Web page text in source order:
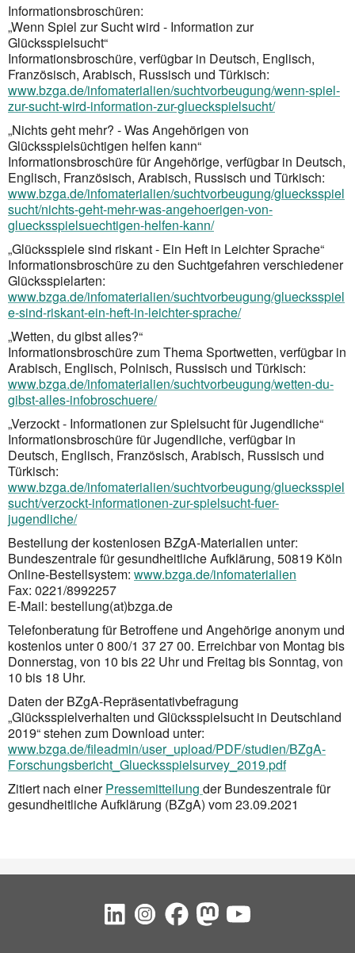
Informationsbroschüren:
„Wenn Spiel zur Sucht wird - Information zur
Glücksspielsucht“
Informationsbroschüre, verfügbar in Deutsch, Englisch,
Französisch, Arabisch, Russisch und Türkisch:
www.bzga.de/infomaterialien/suchtvorbeugung/wenn-spiel-
zur-sucht-wird-information-zur-glueckspielsucht/
„Nichts geht mehr? - Was Angehörigen von
Glücksspielsüchtigen helfen kann“
Informationsbroschüre für Angehörige, verfügbar in Deutsch,
Englisch, Französisch, Arabisch, Russisch und Türkisch:
www.bzga.de/infomaterialien/suchtvorbeugung/gluecksspiel
sucht/nichts-geht-mehr-was-angehoerigen-von-
gluecksspielsuechtigen-helfen-kann/
„Glücksspiele sind riskant - Ein Heft in Leichter Sprache“
Informationsbroschüre zu den Suchtgefahren verschiedener
Glücksspielarten:
www.bzga.de/infomaterialien/suchtvorbeugung/gluecksspiel
e-sind-riskant-ein-heft-in-leichter-sprache/
„Wetten, du gibst alles?“
Informationsbroschüre zum Thema Sportwetten, verfügbar in
Arabisch, Englisch, Polnisch, Russisch und Türkisch:
www.bzga.de/infomaterialien/suchtvorbeugung/wetten-du-
gibst-alles-infobroschuere/
„Verzockt - Informationen zur Spielsucht für Jugendliche“
Informationsbroschüre für Jugendliche, verfügbar in
Deutsch, Englisch, Französisch, Arabisch, Russisch und
Türkisch:
www.bzga.de/infomaterialien/suchtvorbeugung/gluecksspiel
sucht/verzockt-informationen-zur-spielsucht-fuer-
jugendliche/
Bestellung der kostenlosen BZgA-Materialien unter:
Bundeszentrale für gesundheitliche Aufklärung, 50819 Köln
Online-Bestellsystem: www.bzga.de/infomaterialien
Fax: 0221/8992257
E-Mail: bestellung(at)bzga.de
Telefonberatung für Betroffene und Angehörige anonym und
kostenlos unter 0 800/1 37 27 00. Erreichbar von Montag bis
Donnerstag, von 10 bis 22 Uhr und Freitag bis Sonntag, von
10 bis 18 Uhr.
Daten der BZgA-Repräsentativbefragung
„Glücksspielverhalten und Glücksspielsucht in Deutschland
2019“ stehen zum Download unter:
www.bzga.de/fileadmin/user_upload/PDF/studien/BZgA-
Forschungsbericht_Gluecksspielsurvey_2019.pdf
Zitiert nach einerPressemitteilung der Bundeszentrale für
gesundheitliche Aufklärung (BZgA) vom 23.09.2021
Social Bookmarks